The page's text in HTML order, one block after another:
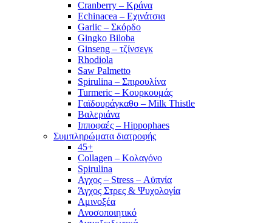
Cranberry – Κράνα
Echinacea – Εχινάτσια
Garlic – Σκόρδο
Gingko Biloba
Ginseng – τζίνσεγκ
Rhodiola
Saw Palmetto
Spirulina – Σπιρουλίνα
Turmeric – Κουρκουμάς
Γαϊδουράγκαθο – Milk Thistle
Βαλεριάνα
Ιπποφαές – Hippophaes
Συμπληρώματα διατροφής
45+
Collagen – Κολαγόνο
Spirulina
Αγχος – Stress – Αϋπνία
Άγχος Στρες & Ψυχολογία
Αμινοξέα
Ανοσοποιητικό